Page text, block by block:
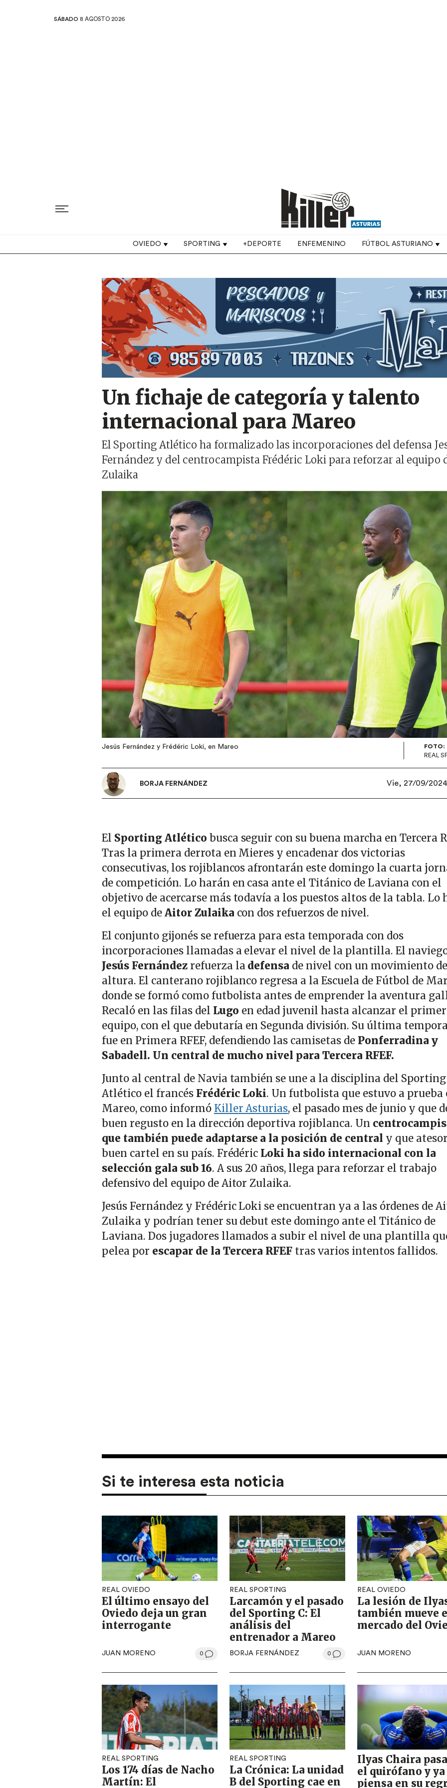
SÁBADO 8 AGOSTO 2026
Top navigation
OVIEDO SPORTING +DEPORTE ENFEMENINO FÚTBOL ASTURIANO
Image
Un fichaje de categoría y talento
internacional para Mareo
El Sporting Atlético ha formalizado las incorporaciones del defensa
Fernández y del centrocampista Frédéric Loki para reforzar al equipo
Zulaika
Jesús Fernández y Frédéric Loki, en Mareo
FOTO:
REAL
BORJA FERNÁNDEZ Vie, 27/09/2024
El Sporting Atlético busca seguir con su buena marcha en Tercera
Tras la primera derrota en Mieres y encadenar dos victorias
consecutivas, los rojiblancos afrontarán este domingo la cuarta
de competición. Lo harán en casa ante el Titánico de Laviana con el
objetivo de acercarse más todavía a los puestos altos de la tabla. Lo
el equipo deAitor Zulaika con dos refuerzos de nivel.
El conjunto gijonés se refuerza para esta temporada con dos
incorporaciones llamadas a elevar el nivel de la plantilla. El
Jesús Fernándezrefuerza ladefensa de nivel con un movimiento de
altura. El canterano rojiblanco regresa a la Escuela de Fútbol de
donde se formó como futbolista antes de emprender la aventura
Recaló en las filas del Lugo en edad juvenil hasta alcanzar el primer
equipo, con el que debutaría en Segunda división. Su última
fue en Primera RFEF, defendiendo las camisetas de Ponferradina y
Sabadell. Un central de mucho nivel para Tercera RFEF.
Junto al central de Navia también se une a la disciplina del Sporting
Atlético el francés Frédéric Loki. Un futbolista que estuvo a prueba
Mareo, como informó Killer Asturias, el pasado mes de junio y que
buen regusto en la dirección deportiva rojiblanca. Un
que también puede adaptarse a la posición de central y que
buen cartel en su país. Frédéric Loki ha sido internacional con la
selección gala sub 16. A sus 20 años, llega para reforzar el trabajo
defensivo del equipo de Aitor Zulaika.
Jesús Fernández y Frédéric Loki se encuentran ya a las órdenes de
Zulaika y podrían tener su debut este domingo ante el Titánico de
Laviana. Dos jugadores llamados a subir el nivel de una plantilla
pelea por escapar de la Tercera RFEF tras varios intentos fallidos.
Si te interesa esta noticia
REAL OVIEDO
El último ensayo del
Oviedo deja un gran
interrogante
JUAN MORENO 0
REAL SPORTING
Larcamón y el pasado
del Sporting C: El
análisis del
entrenador a Mareo
BORJA FERNÁNDEZ 0
REAL OVIEDO
La lesión de
también mueve
mercado del
JUAN MORENO
REAL SPORTING
Los 174 días de Nacho
Martín: El
REAL SPORTING
La Crónica: La unidad
B del Sporting cae en
Ilyas Chaira
el quirófano y ya
piensa en su